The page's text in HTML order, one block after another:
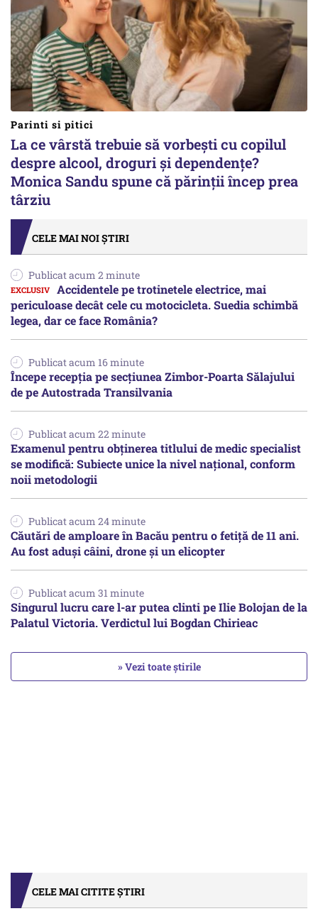
Parinti si pitici
La ce vârstă trebuie să vorbești cu copilul
despre alcool, droguri și dependențe?
Monica Sandu spune că părinții încep prea
târziu
CELE MAI NOI ȘTIRI
Publicat acum 2 minute
Accidentele pe trotinetele electrice, mai
periculoase decât cele cu motocicleta. Suedia schimbă
legea, dar ce face România?
Publicat acum 16 minute
Începe recepţia pe secţiunea Zimbor-Poarta Sălajului
de pe Autostrada Transilvania
Publicat acum 22 minute
Examenul pentru obținerea titlului de medic specialist
se modifică: Subiecte unice la nivel național, conform
noii metodologii
Publicat acum 24 minute
Căutări de amploare în Bacău pentru o fetiță de 11 ani.
Au fost aduși câini, drone și un elicopter
Publicat acum 31 minute
Singurul lucru care l-ar putea clinti pe Ilie Bolojan de la
Palatul Victoria. Verdictul lui Bogdan Chirieac
» Vezi toate știrile
CELE MAI CITITE ȘTIRI